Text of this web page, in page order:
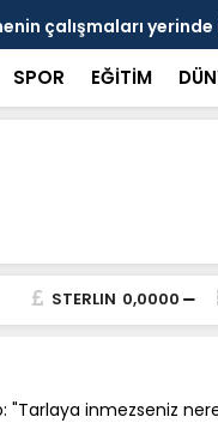
çalışmaları
SPOR EĞİTİM
STERLIN 0,0000
inmezseniz